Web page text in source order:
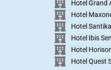
Hotel Grand
Hotel
Hotel
Hotel Ibis
Hotel
Hotel Quest